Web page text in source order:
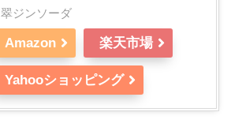
翠ジンソーダ
Amazon 楽天市場
Yahooショッピング